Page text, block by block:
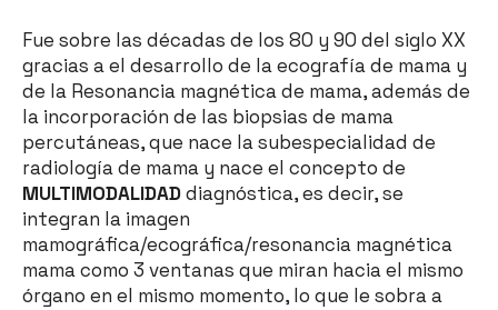
Fue sobre las décadas de los 80 y 90 del siglo XX
gracias a el desarrollo de la ecografía de mama y
de la Resonancia magnética de mama, además de
la incorporación de las biopsias de mama
percutáneas, que nace la subespecialidad de
radiología de mama y nace el concepto de
MULTIMODALIDADdiagnóstica, es decir, se
integran la imagen
mamográfica/ecográfica/resonancia magnética
mama como 3 ventanas que miran hacia el mismo
órgano en el mismo momento, lo que le sobra a